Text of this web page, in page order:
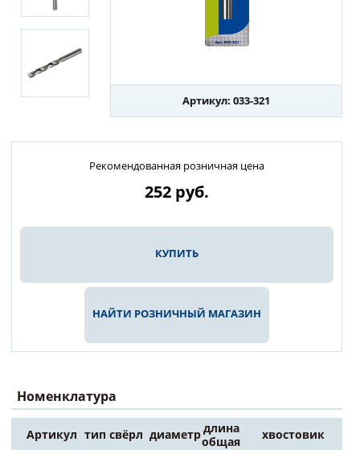
Артикул: 033-321
Рекомендованная розничная цена
252 руб.
КУПИТЬ
НАЙТИ РОЗНИЧНЫЙ МАГАЗИН
Номенклатура
Артикул тип свёрл диаметрдлина
общая
хвостовик